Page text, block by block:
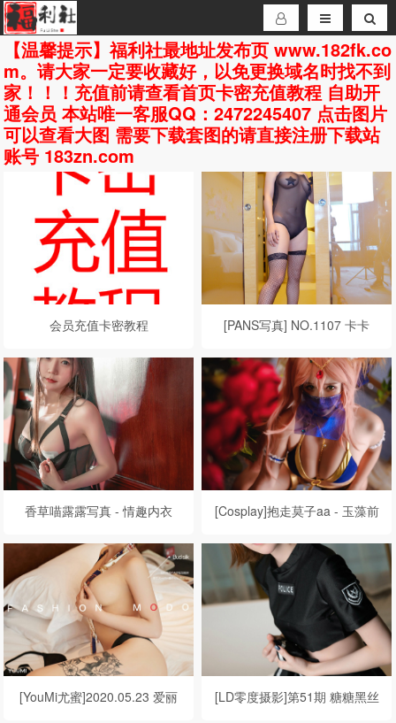
【温馨提示】福利社最地址发布页 www.182fk.co
m。请大家一定要收藏好，以免更换域名时找不到
家！！！充值前请查看首页卡密充值教程 自助开
通会员 本站唯一客服QQ：2472245407 点击图片
可以查看大图 需要下载套图的请直接注册下载站
账号 183zn.com
会员充值卡密教程 [PANS写真] NO.1107 卡卡
香草喵露露写真 - 情趣内衣 [Cosplay]抱走莫子aa - 玉藻前
[YouMi尤蜜]2020.05.23 爱丽
[LD零度摄影]第51期 糖糖黑丝